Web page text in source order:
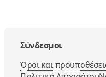
Σύνδεσμοι
Όροι και